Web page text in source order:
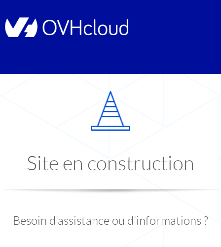
Site en construction
Besoin d'assistance ou d'informations ?